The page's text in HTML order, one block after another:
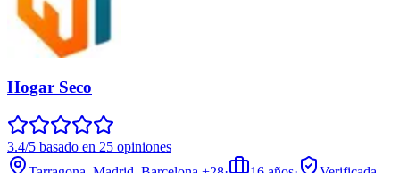
Hogar Seco
3.4/5 basado en 25 opiniones